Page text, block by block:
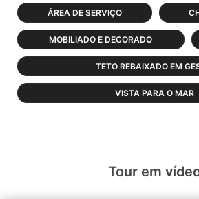
ÁREA DE SERVIÇO
MOBILIADO E DECORADO
TETO REBAIXADO EM
VISTA PARA O MAR
Tour em